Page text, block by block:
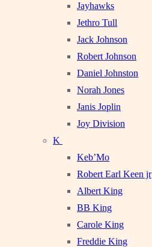
Jayhawks
Jethro Tull
Jack Johnson
Robert Johnson
Daniel Johnston
Norah Jones
Janis Joplin
Joy Division
K
Keb’Mo
Robert Earl Keen jr
Albert King
BB King
Carole King
Freddie King